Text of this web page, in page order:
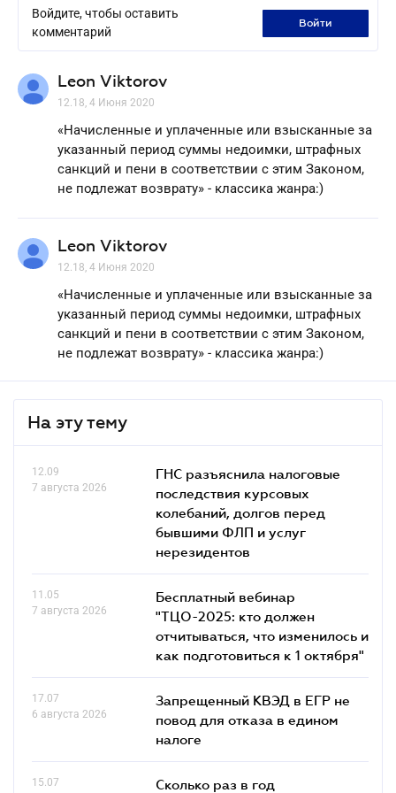
Войдите, чтобы оставить
комментарий
войти
Leon Viktorov
12.18, 4 Июня 2020
«Начисленные и уплаченные или взысканные за
указанный период суммы недоимки, штрафных
санкций и пени в соответствии с этим Законом,
не подлежат возврату» - классика жанра:)
Leon Viktorov
12.18, 4 Июня 2020
«Начисленные и уплаченные или взысканные за
указанный период суммы недоимки, штрафных
санкций и пени в соответствии с этим Законом,
не подлежат возврату» - классика жанра:)
На эту тему
12.09
7 августа 2026
ГНС разъяснила налоговые
последствия курсовых
колебаний, долгов перед
бывшими ФЛП и услуг
нерезидентов
11.05
7 августа 2026
Бесплатный вебинар
"ТЦО-2025: кто должен
отчитываться, что изменилось и
как подготовиться к 1 октября"
17.07
6 августа 2026
Запрещенный КВЭД в ЕГР не
повод для отказа в едином
налоге
15.07
Сколько раз в год